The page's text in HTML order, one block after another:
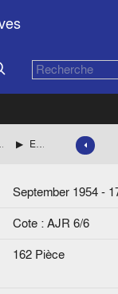
En France
September 1954 -
Cote : AJR 6/6
162 Pièce